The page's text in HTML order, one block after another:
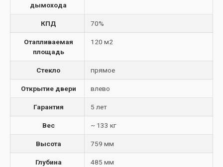
дымохода
КПД 70%
Отапливаемая
площадь
120 м2
Стекло прямое
Открытие двери влево
Гарантия 5 лет
Вес ~ 133 кг
Высота 759 мм
Глубина 485 мм